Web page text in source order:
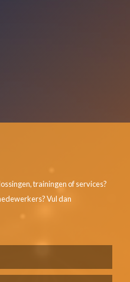
trainingen of services?
Vul dan